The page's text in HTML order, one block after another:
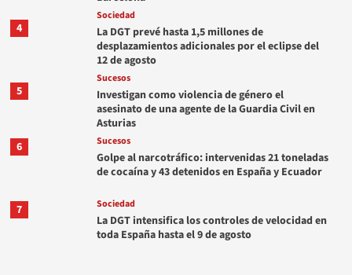
4
Sociedad
La DGT prevé hasta 1,5 millones de
desplazamientos adicionales por el eclipse del
12 de agosto
5
Sucesos
Investigan como violencia de género el
asesinato de una agente de la Guardia Civil en
Asturias
6
Sucesos
Golpe al narcotráfico: intervenidas 21 toneladas
de cocaína y 43 detenidos en España y Ecuador
7 Sociedad
La DGT intensifica los controles de velocidad en
toda España hasta el 9 de agosto